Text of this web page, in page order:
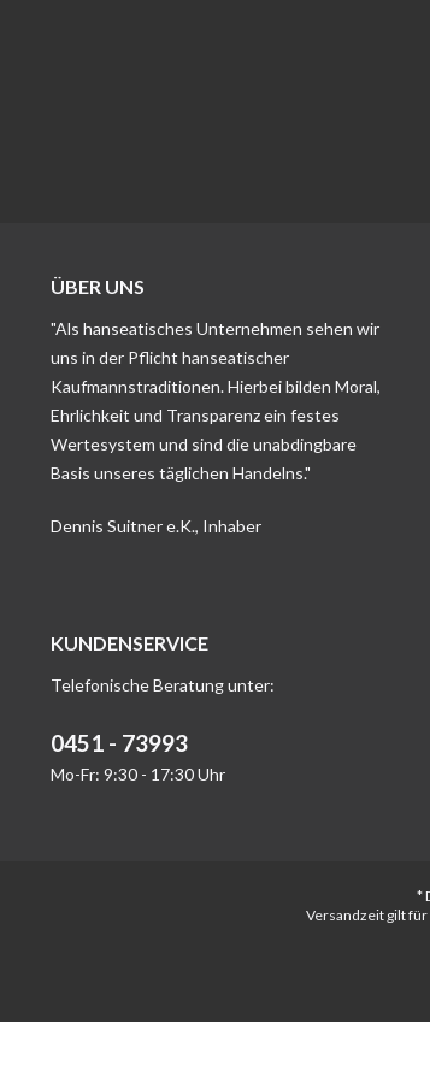
ÜBER UNS
"Als hanseatisches Unternehmen sehen wir
uns in der Pflicht hanseatischer
Kaufmannstraditionen. Hierbei bilden Moral,
Ehrlichkeit und Transparenz ein festes
Wertesystem und sind die unabdingbare
Basis unseres täglichen Handelns."
Dennis Suitner e.K., Inhaber
KUNDENSERVICE
Telefonische Beratung unter:
0451 - 73993
Mo-Fr: 9:30 - 17:30 Uhr
*
Versandzeit gilt